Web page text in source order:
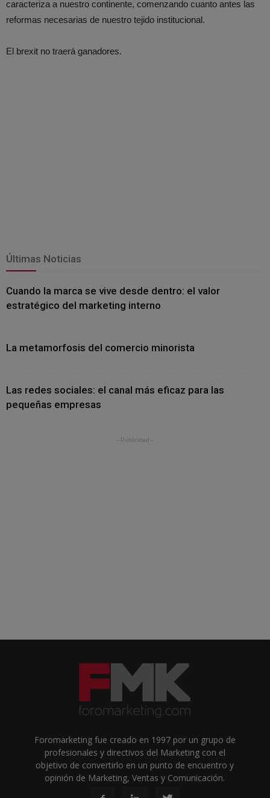
caracteriza a nuestro continente, comenzando cuanto antes las
reformas necesarias de nuestro tejido institucional.
El brexit no traerá ganadores.
Últimas Noticias
Cuando la marca se vive desde dentro: el valor
estratégico del marketing interno
La metamorfosis del comercio minorista
Las redes sociales: el canal más eficaz para las
pequeñas empresas
- Publicidad -
Foromarketing fue creado en 1997 por un grupo de
profesionales y directivos del Marketing con el
objetivo de convertirlo en un punto de encuentro y
opinión de Marketing, Ventas y Comunicación.